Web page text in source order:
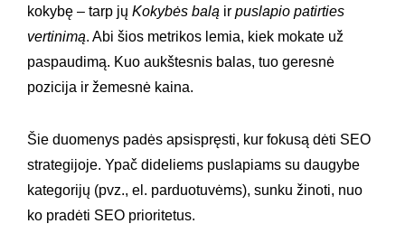
kokybę – tarp jų Kokybės balą ir puslapio patirties
vertinimą. Abi šios metrikos lemia, kiek mokate už
paspaudimą. Kuo aukštesnis balas, tuo geresnė
pozicija ir žemesnė kaina.
Šie duomenys padės apsispręsti, kur fokusą dėti SEO
strategijoje. Ypač dideliems puslapiams su daugybe
kategorijų (pvz., el. parduotuvėms), sunku žinoti, nuo
ko pradėti SEO prioritetus.